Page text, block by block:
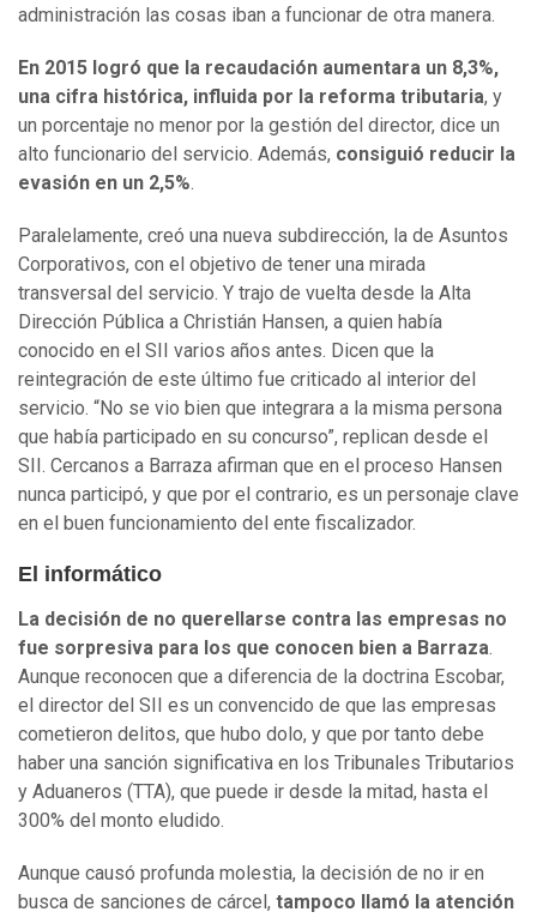
administración las cosas iban a funcionar de otra manera.
En 2015 logró que la recaudación aumentara un 8,3%,
una cifra histórica, influida por la reforma tributaria, y
un porcentaje no menor por la gestión del director, dice un
alto funcionario del servicio. Además, consiguió reducir la
evasión en un 2,5%.
Paralelamente, creó una nueva subdirección, la de Asuntos
Corporativos, con el objetivo de tener una mirada
transversal del servicio. Y trajo de vuelta desde la Alta
Dirección Pública a Christián Hansen, a quien había
conocido en el SII varios años antes. Dicen que la
reintegración de este último fue criticado al interior del
servicio. “No se vio bien que integrara a la misma persona
que había participado en su concurso”, replican desde el
SII. Cercanos a Barraza afirman que en el proceso Hansen
nunca participó, y que por el contrario, es un personaje clave
en el buen funcionamiento del ente fiscalizador.
El informático
La decisión de no querellarse contra las empresas no
fue sorpresiva para los que conocen bien a Barraza.
Aunque reconocen que a diferencia de la doctrina Escobar,
el director del SII es un convencido de que las empresas
cometieron delitos, que hubo dolo, y que por tanto debe
haber una sanción significativa en los Tribunales Tributarios
y Aduaneros (TTA), que puede ir desde la mitad, hasta el
300% del monto eludido.
Aunque causó profunda molestia, la decisión de no ir en
busca de sanciones de cárcel, tampoco llamó la atención